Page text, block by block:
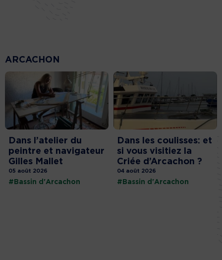
ARCACHON
Dans l’atelier du
peintre et navigateur
Gilles Mallet
05 août 2026
#Bassin d'Arcachon
Dans les coulisses: et
si vous visitiez la
Criée d’Arcachon ?
04 août 2026
#Bassin d'Arcachon